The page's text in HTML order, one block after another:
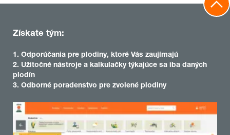
Získate tým:
1. Odporúčania pre plodiny, ktoré Vás zaujímajú
2. Užitočné nástroje a kalkulačky týkajúce sa iba daných
plodín
3. Odborné poradenstvo pre zvolené plodiny